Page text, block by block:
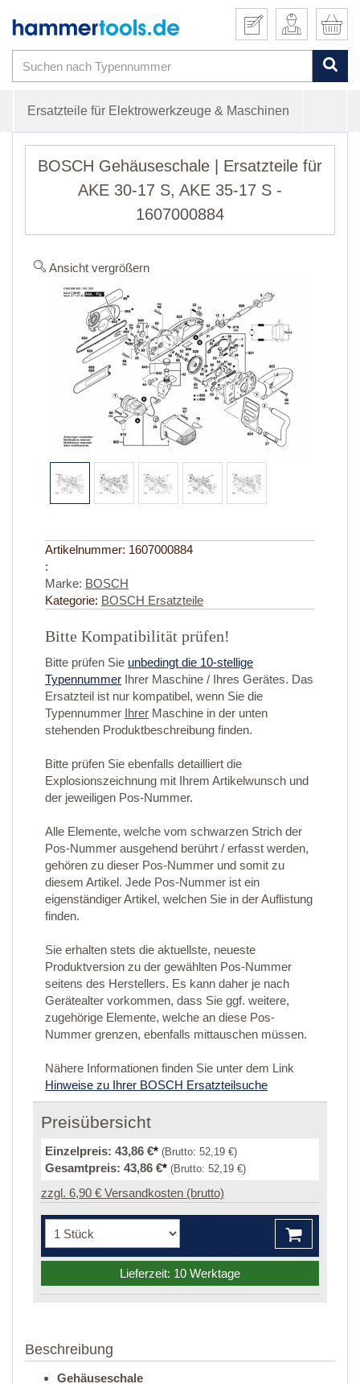
Ersatzteile für Elektrowerkzeuge & Maschinen
BOSCH Gehäuseschale | Ersatzteile für
AKE 30-17 S, AKE 35-17 S -
1607000884
Ansicht vergrößern
Artikelnummer: 1607000884
:
Marke: BOSCH
Kategorie: BOSCH Ersatzteile
Bitte Kompatibilität prüfen!
Bitte prüfen Sie unbedingt die 10-stellige
Typennummer Ihrer Maschine / Ihres Gerätes. Das
Ersatzteil ist nur kompatibel, wenn Sie die
Typennummer Ihrer Maschine in der unten
stehenden Produktbeschreibung finden.
Bitte prüfen Sie ebenfalls detailliert die
Explosionszeichnung mit Ihrem Artikelwunsch und
der jeweiligen Pos-Nummer.
Alle Elemente, welche vom schwarzen Strich der
Pos-Nummer ausgehend berührt / erfasst werden,
gehören zu dieser Pos-Nummer und somit zu
diesem Artikel. Jede Pos-Nummer ist ein
eigenständiger Artikel, welchen Sie in der Auflistung
finden.
Sie erhalten stets die aktuellste, neueste
Produktversion zu der gewählten Pos-Nummer
seitens des Herstellers. Es kann daher je nach
Gerätealter vorkommen, dass Sie ggf. weitere,
zugehörige Elemente, welche an diese Pos-
Nummer grenzen, ebenfalls mittauschen müssen.
Nähere Informationen finden Sie unter dem Link
Hinweise zu Ihrer BOSCH Ersatzteilsuche
Preisübersicht
Einzelpreis: 43,86 €* (Brutto: 52,19 €)
Gesamtpreis: 43,86 €* (Brutto: 52,19 €)
zzgl. 6,90 € Versandkosten (brutto)
Lieferzeit: 10 Werktage
Beschreibung
Gehäuseschale